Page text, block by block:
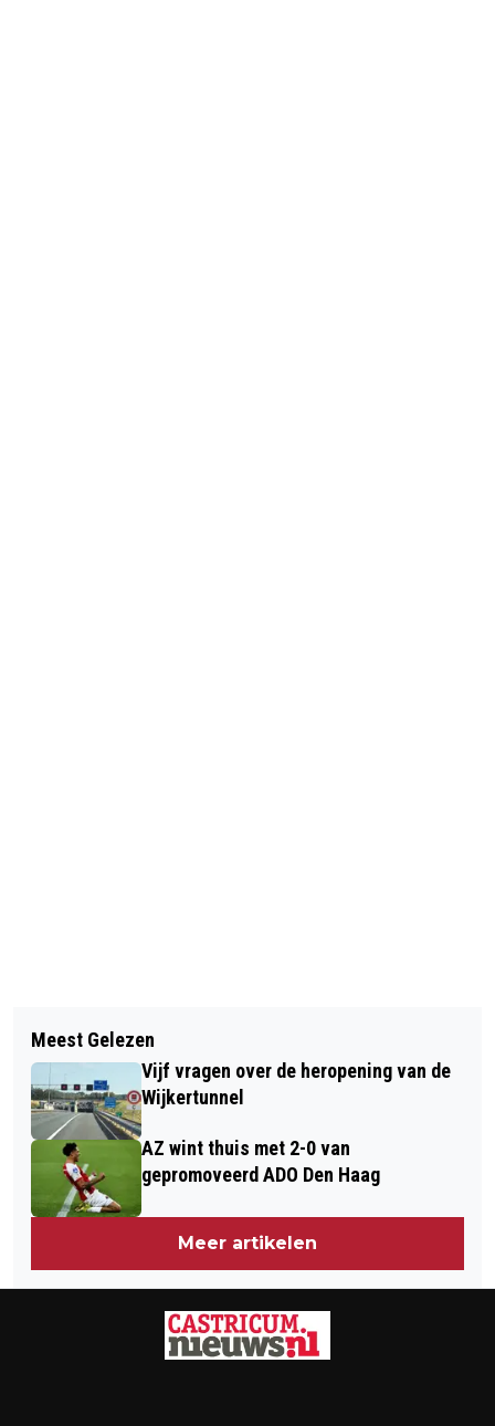
SAMEN IETS DOEN VOOR NATUUR OP
DE NATUURWERKDAG
BOSW8ER IN DE KLAS – AFLEVERING
3: BOOMVRUCHTEN
Meest Gelezen
Vijf vragen over de heropening van de
Wijkertunnel
AZ wint thuis met 2-0 van
gepromoveerd ADO Den Haag
Meer artikelen